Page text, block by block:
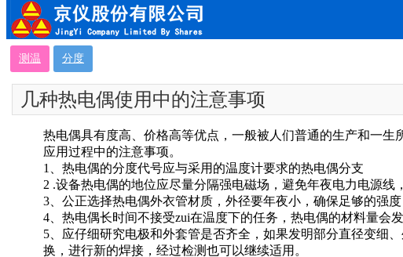
测温 分度
几种热电偶使用中的注意事项
热电偶具有度高、价格高等优点，一般被人们普通的生产和一
应用过程中的注意事项。
1、热电偶的分度代号应与采用的温度计要求的热电偶分支
2 .设备热电偶的地位应尽量分隔强电磁场，避免年夜电力电源线
3、公正选择热电偶外衣管材质，外径要年夜小，确保足够的强
4、热电偶长时间不接受zui在温度下的任务，热电偶的材料量会
5、应仔细研究电极和外套管是否齐全，如果发明部分直径变细
换，进行新的焊接，经过检测也可以继续适用。